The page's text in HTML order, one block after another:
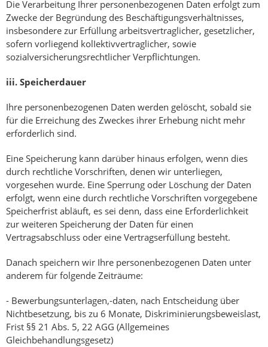
Die Verarbeitung Ihrer personenbezogenen Daten erfolgt zum
Zwecke der Begründung des Beschäftigungsverhältnisses,
insbesondere zur Erfüllung arbeitsvertraglicher, gesetzlicher,
sofern vorliegend kolIektivvertraglicher, sowie
sozialversicherungsrechtlicher Verpflichtungen.
iii. Speicherdauer
Ihre personenbezogenen Daten werden gelöscht, sobald sie
für die Erreichung des Zweckes ihrer Erhebung nicht mehr
erforderlich sind.
Eine Speicherung kann darüber hinaus erfolgen, wenn dies
durch rechtliche Vorschriften, denen wir unterliegen,
vorgesehen wurde. Eine Sperrung oder Löschung der Daten
erfolgt, wenn eine durch rechtliche Vorschriften vorgegebene
Speicherfrist abläuft, es sei denn, dass eine Erforderlichkeit
zur weiteren Speicherung der Daten für einen
Vertragsabschluss oder eine Vertragserfüllung besteht.
Danach speichern wir Ihre personenbezogenen Daten unter
anderem für folgende Zeiträume:
- Bewerbungsunterlagen,-daten, nach Entscheidung über
Nichtbesetzung, bis zu 6 Monate, Diskriminierungsbeweislast,
Frist §§ 21 Abs. 5, 22 AGG (Allgemeines
Gleichbehandlungsgesetz)